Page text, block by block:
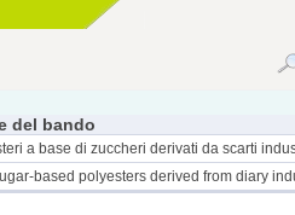
del bando
a base di zuccheri derivati ​​da scarti
based polyesters derived from diary